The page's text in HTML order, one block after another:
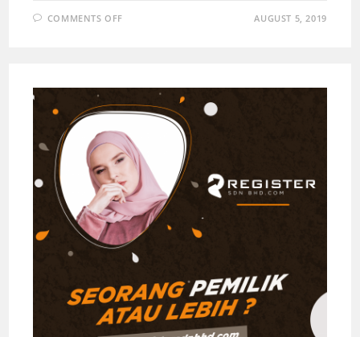
COMMENTS OFF AUGUST 5, 2019